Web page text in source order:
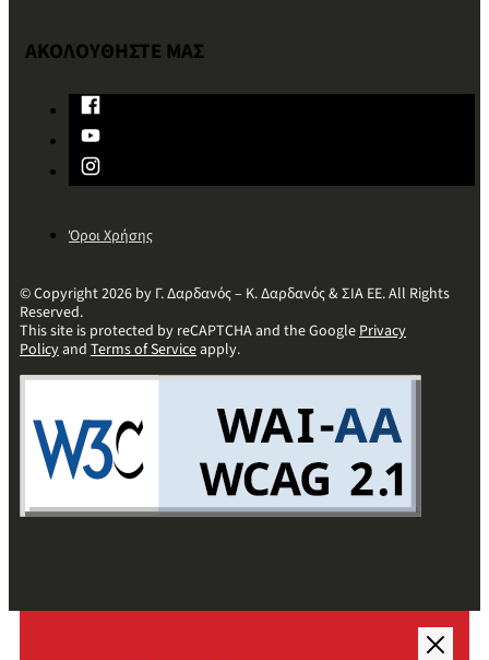
ΑΚΟΛΟΥΘΗΣΤΕ ΜΑΣ
Όροι Χρήσης
© Copyright 2026 by Γ. Δαρδανός – Κ. Δαρδανός & ΣΙΑ ΕΕ. All Rights
Reserved.
This site is protected by reCAPTCHA and the GooglePrivacy
Policyand Terms of Serviceapply.